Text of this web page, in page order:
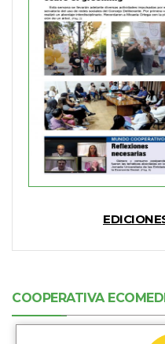
COOPERATIVA